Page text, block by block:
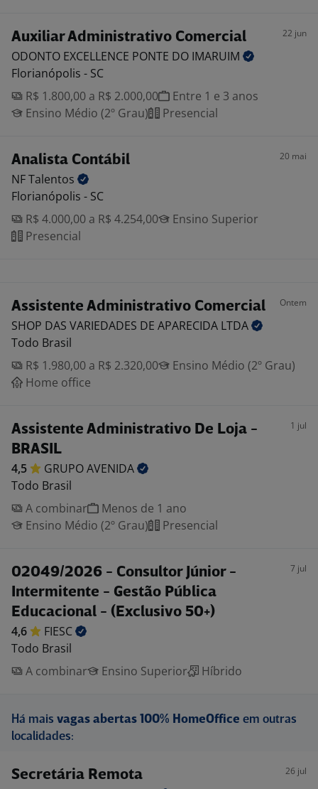
Auxiliar Administrativo Comercial 22 jun
ODONTO EXCELLENCE PONTE DO IMARUIM
Florianópolis - SC
R$ 1.800,00 a R$ 2.000,00
Entre 1 e 3 anos
Ensino Médio (2º Grau)
Presencial
Analista Contábil 20 mai
NFTalentos
Florianópolis - SC
R$ 4.000,00 a R$ 4.254,00
Ensino Superior
Presencial
Assistente Administrativo Comercial Ontem
SHOP DAS VARIEDADES DE APARECIDA LTDA
Todo Brasil
R$ 1.980,00 a R$ 2.320,00
Ensino Médio (2º Grau)
Home office
Assistente Administrativo De Loja -
BRASIL
1 jul
4,5 GRUPOAVENIDA
Todo Brasil
A combinar
Menos de 1 ano
Ensino Médio (2º Grau)
Presencial
02049/2026 - Consultor Júnior -
Intermitente - Gestão Pública
Educacional - (Exclusivo 50+)
7 jul
4,6
FIESC
Todo Brasil
A combinar
Ensino Superior Híbrido
Há mais vagas abertas 100% HomeOffice em outras
localidades:
Secretária Remota 26 jul